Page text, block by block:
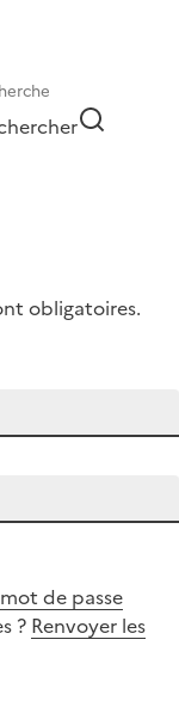
obligatoires.
de passe
? Renvoyer les